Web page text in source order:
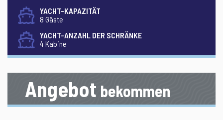
YACHT-KAPAZITÄT
8 Gäste
YACHT-ANZAHL DER SCHRÄNKE
4 Kabine
Angebot bekommen